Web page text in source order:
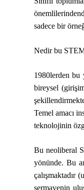
sadece bir
Nedir bu
1980lerden bu
bireysel
Temel amacı
teknolojinin
Bu neoliberal
yönünde. Bu
çalışmaktadır
sermayenin